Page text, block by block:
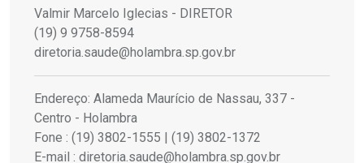
Valmir Marcelo Iglecias - DIRETOR
(19) 9 9758-8594
diretoria.saude@holambra.sp.gov.br
Endereço: Alameda Maurício de Nassau, 337 -
Centro - Holambra
Fone : (19) 3802-1555 | (19) 3802-1372
E-mail : diretoria.saude@holambra.sp.gov.br